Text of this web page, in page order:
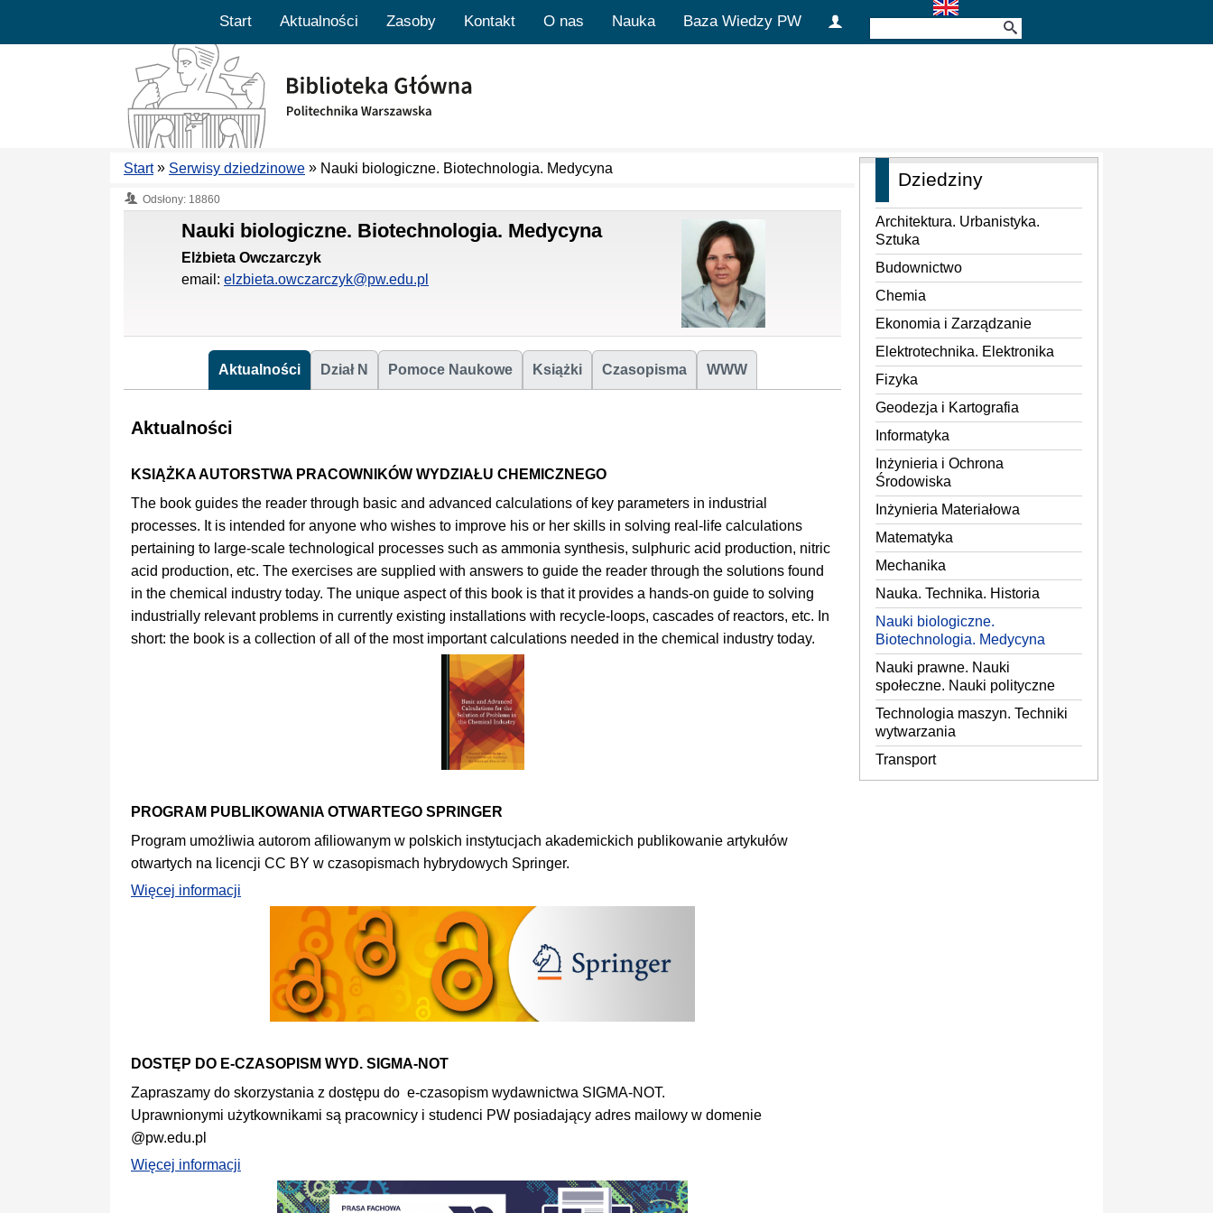
Start Aktualności Zasoby Kontakt O nas Nauka Baza Wiedzy PW
Start» Serwisy dziedzinowe » Nauki biologiczne. Biotechnologia. Medycyna
Odsłony: 18860
Nauki biologiczne. Biotechnologia. Medycyna
Elżbieta Owczarczyk
email: elzbieta.owczarczyk@pw.edu.pl
Aktualności Dział N Pomoce Naukowe Książki Czasopisma WWW
Aktualności
KSIĄŻKA AUTORSTWA PRACOWNIKÓW WYDZIAŁU CHEMICZNEGO
The book guides the reader through basic and advanced calculations of key parameters in industrial
processes. It is intended for anyone who wishes to improve his or her skills in solving real-life calculations
pertaining to large-scale technological processes such as ammonia synthesis, sulphuric acid production, nitric
acid production, etc. The exercises are supplied with answers to guide the reader through the solutions found
in the chemical industry today. The unique aspect of this book is that it provides a hands-on guide to solving
industrially relevant problems in currently existing installations with recycle-loops, cascades of reactors, etc. In
short: the book is a collection of all of the most important calculations needed in the chemical industry today.
PROGRAM PUBLIKOWANIA OTWARTEGO SPRINGER
Program umożliwia autorom afiliowanym w polskich instytucjach akademickich publikowanie artykułów
otwartych na licencji CC BY w czasopismach hybrydowych Springer.
Więcej informacji
DOSTĘP DO E-CZASOPISM WYD. SIGMA-NOT
Zapraszamy do skorzystania z dostępu do e-czasopism wydawnictwa SIGMA-NOT.
Uprawnionymi użytkownikami są pracownicy i studenci PW posiadający adres mailowy w domenie
@pw.edu.pl
Więcej informacji
Dziedziny
Architektura. Urbanistyka.
Sztuka
Budownictwo
Chemia
Ekonomia i Zarządzanie
Elektrotechnika. Elektronika
Fizyka
Geodezja i Kartografia
Informatyka
Inżynieria i Ochrona
Środowiska
Inżynieria Materiałowa
Matematyka
Mechanika
Nauka. Technika. Historia
Nauki biologiczne.
Biotechnologia. Medycyna
Nauki prawne. Nauki
społeczne. Nauki polityczne
Technologia maszyn. Techniki
wytwarzania
Transport